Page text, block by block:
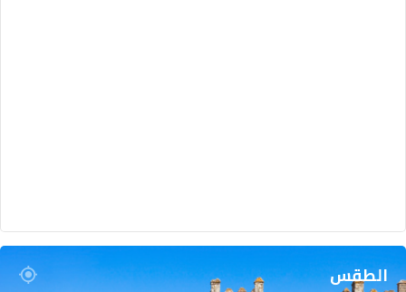
الطقس